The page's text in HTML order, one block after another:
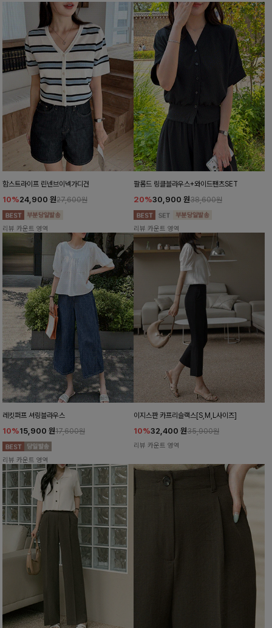
함스트라이프 린넨브이넥가디건
10%24,900 원27,600원
리뷰 카운트 영역
팔롬드 링클블라우스+와이드팬츠SET
20%30,900 원38,600원
리뷰 카운트 영역
레킷퍼프 셔링블라우스
10%15,900 원17,600원
리뷰 카운트 영역
이지스판 카프리슬랙스[S,M,L사이즈]
10%32,400 원35,900원
리뷰 카운트 영역